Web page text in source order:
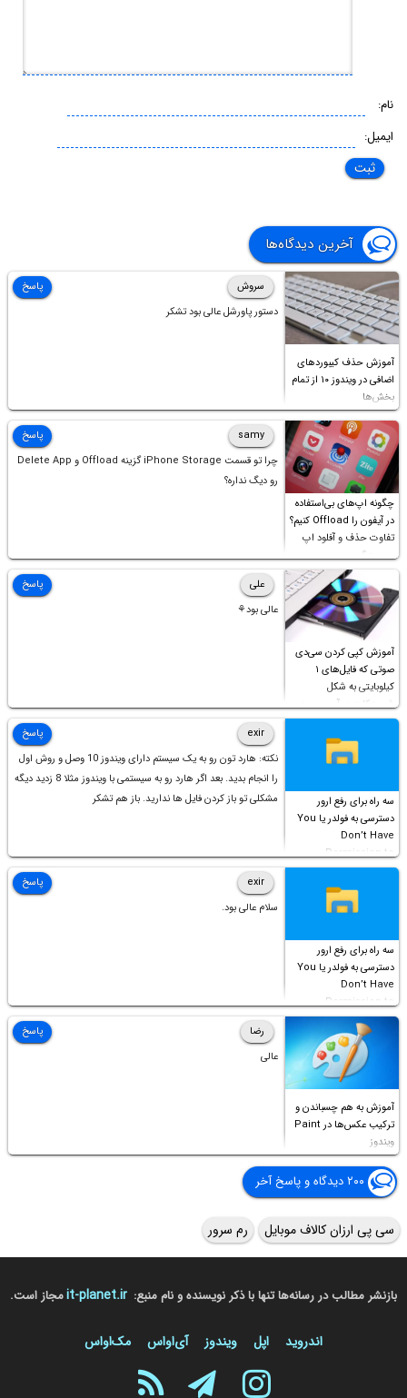
نام:
ایمیل:
آخرین دیدگاه‌ها
آموزش حذف کیبوردهای
اضافی در ویندوز ۱۰ از تمام
بخش‌ها
سروش
دستور پاورشل عالی بود تشکر
پاسخ
چگونه اپ‌های بی‌استفاده
در آیفون را Offload کنیم؟
تفاوت حذف و آفلود اپ
چیست؟
samy
چرا تو قسمت iPhone Storage گزینه Offload و Delete App
رو دیگ نداره؟
پاسخ
آموزش کپی کردن سی‌دی
صوتی که فایل‌های ۱
کیلوبایتی به شکل
شورت‌کات در آن موجود
است!
علی
عالی بود⚘
پاسخ
سه راه برای رفع ارور
دسترسی به فولدر یا You
Don’t Have
Permission to
Access this folder
exir
نکته: هارد تون رو به یک سیستم دارای ویندوز 10 وصل و روش اول
را انجام بدید. بعد اگر هارد رو به سیستمی با ویندوز مثلا 8 زدید دیگه
مشکلی تو باز کردن فایل ها ندارید. باز هم تشکر
پاسخ
سه راه برای رفع ارور
دسترسی به فولدر یا You
Don’t Have
Permission to
Access this folder
exir
سلام عالی بود.
پاسخ
آموزش به هم چسباندن و
ترکیب عکس‌ها در Paint
ویندوز
رضا
عالی
پاسخ
۲۰۰ دیدگاه و پاسخ آخر
سی پی ارزان کالاف موبایل رم سرور
بازنشر مطالب در رسانه‌ها تنها با ذکر نویسنده و نام منبع: it-planet.irمجاز است.
اندروید اپل ویندوز آی‌او‌اس مک‌او‌اس